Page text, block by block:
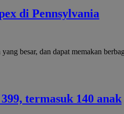
di Pennsylvania
besar, dan dapat memakan
termasuk 140 anak